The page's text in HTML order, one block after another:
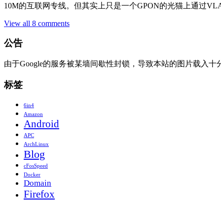
10M的互联网专线。但其实上只是一个GPON的光猫上通过
View all 8 comments
公告
由于Google的服务被某墙间歇性封锁，导致本站的图片载入
标签
6in4
Amazon
Android
APC
ArchLinux
Blog
cFosSpeed
Docker
Domain
Firefox